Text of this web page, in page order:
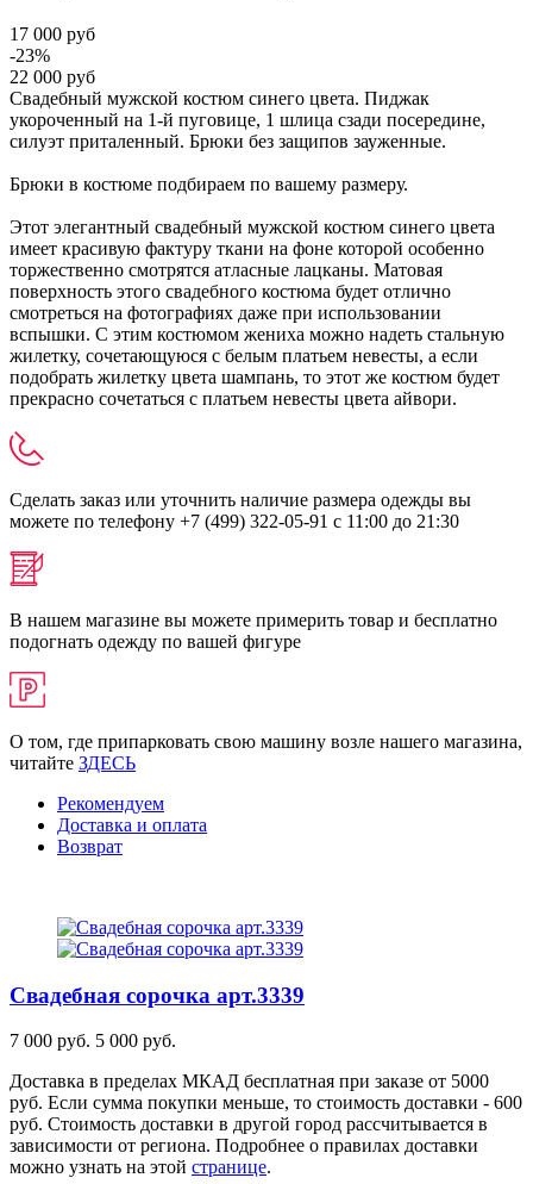
17 000 руб
-23%
22 000 руб
Свадебный мужской костюм синего цвета. Пиджак
укороченный на 1-й пуговице, 1 шлица сзади посередине,
силуэт приталенный. Брюки без защипов зауженные.
Брюки в костюме подбираем по вашему размеру.
Этот элегантный свадебный мужской костюм синего цвета
имеет красивую фактуру ткани на фоне которой особенно
торжественно смотрятся атласные лацканы. Матовая
поверхность этого свадебного костюма будет отлично
смотреться на фотографиях даже при использовании
вспышки. С этим костюмом жениха можно надеть стальную
жилетку, сочетающуюся с белым платьем невесты, а если
подобрать жилетку цвета шампань, то этот же костюм будет
прекрасно сочетаться с платьем невесты цвета айвори.
Сделать заказ или уточнить наличие размера одежды вы
можете по телефону +7 (499) 322-05-91 с 11:00 до 21:30
В нашем магазине вы можете примерить товар и бесплатно
подогнать одежду по вашей фигуре
О том, где припарковать свою машину возле нашего магазина,
читайте ЗДЕСЬ
Рекомендуем
Доставка и оплата
Возврат
Свадебная сорочка арт.3339
7 000 руб. 5 000 руб.
Доставка в пределах МКАД бесплатная при заказе от 5000
руб. Если сумма покупки меньше, то стоимость доставки - 600
руб. Стоимость доставки в другой город рассчитывается в
зависимости от региона. Подробнее о правилах доставки
можно узнать на этой странице.